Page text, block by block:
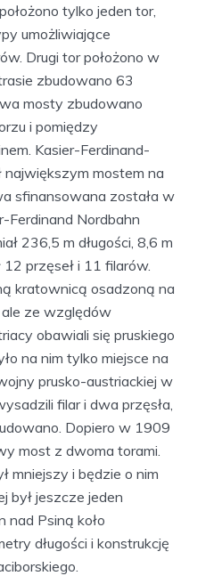
tylko jeden tor,
umożliwiające
Drugi tor położono w
zbudowano 63
mosty zbudowano
i pomiędzy
Kasier-Ferdinand-
największym mostem na
sfinansowana została w
Ferdinand Nordbahn
236,5 m długości, 8,6 m
przęseł i 11 filarów.
kratownicą osadzoną na
ze względów
obawiali się pruskiego
na nim tylko miejsce na
prusko-austriackiej w
filar i dwa przęsła,
Dopiero w 1909
most z dwoma torami.
mniejszy i będzie o nim
był jeszcze jeden
nad Psiną koło
długości i konstrukcję